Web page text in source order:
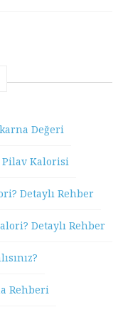
Değeri
Pilav Kalorisi
Detaylı Rehber
Detaylı Rehber
Rehberi